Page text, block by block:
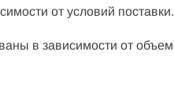
от условий поставки.
в зависимости от